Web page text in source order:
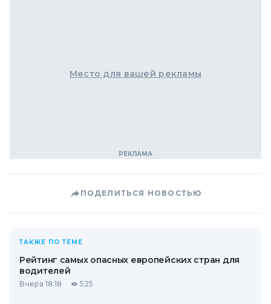
Место для вашей рекламы
ПОДЕЛИТЬСЯ НОВОСТЬЮ
ТАКЖЕ ПО ТЕМЕ
Рейтинг самых опасных европейских стран для
водителей
Вчера 18:18 525